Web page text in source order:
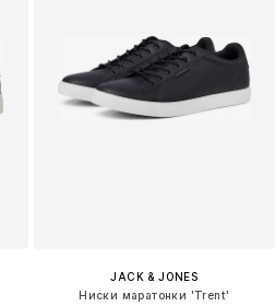
JACK & JONES
Ниски маратонки 'Trent'